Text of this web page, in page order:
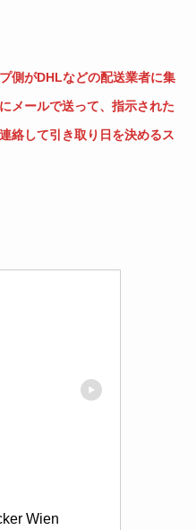
側がDHLなどの配送業者に集
メールで送って、指示された
絡して引き取り日を決めるス
Wien